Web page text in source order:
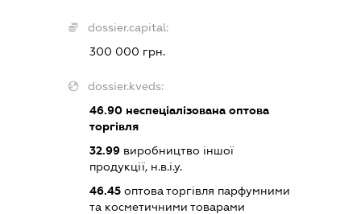
dossier.capital:
300 000 грн.
dossier.kveds:
46.90 неспеціалізована оптова
торгівля
32.99 виробництво іншої
продукції, н.в.і.у.
46.45 оптова торгівля парфумними
та косметичними товарами